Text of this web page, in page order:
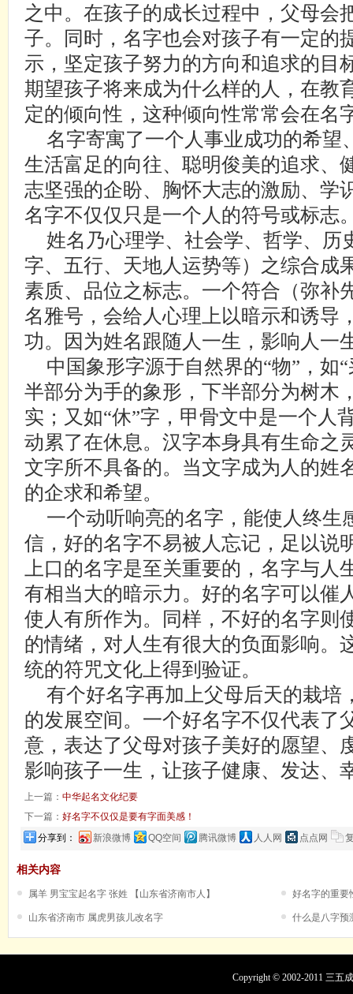
之中。在孩子的成长过程中，父母会
子。同时，名字也会对孩子有一定的
示，坚定孩子努力的方向和追求的目
期望孩子将来成为什么样的人，在教
定的倾向性，这种倾向性常常会在名
名字寄寓了一个人事业成功的希望
生活富足的向往、聪明俊美的追求、
志坚强的企盼、胸怀大志的激励、学
名字不仅仅只是一个人的符号或标志
姓名乃心理学、社会学、哲学、历
字、五行、天地人运势等）之综合成
素质、品位之标志。一个符合（弥补
名雅号，会给人心理上以暗示和诱导
功。因为姓名跟随人一生，影响人一
中国象形字源于自然界的“物”，如
半部分为手的象形，下半部分为树木
实；又如“休”字，甲骨文中是一个人
动累了在休息。汉字本身具有生命之
文字所不具备的。当文字成为人的姓
的企求和希望。
一个动听响亮的名字，能使人终生
信，好的名字不易被人忘记，足以说
上口的名字是至关重要的，名字与人
有相当大的暗示力。好的名字可以催
使人有所作为。同样，不好的名字则
的情绪，对人生有很大的负面影响。
统的符咒文化上得到验证。
有个好名字再加上父母后天的栽培
的发展空间。一个好名字不仅代表了
意，表达了父母对孩子美好的愿望、
影响孩子一生，让孩子健康、发达、
上一篇： 中华起名文化纪要
下一篇： 好名字不仅仅是要有字面美感！
分享到：
新浪微博 QQ空间 腾讯微博 人人网 点点网
相关内容
属羊 男宝宝起名字 张姓 【山东省济南市人】 好名字的重要
山东省济南市 属虎男孩儿改名字 什么是八字预
Copyright © 2002-2011 三五